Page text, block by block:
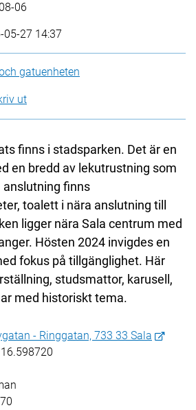
06
05-27 14:37
gatuenheten
ut
finns i stadsparken. Det är en
en bredd av lekutrustning som
anslutning finns
toalett i nära anslutning till
ligger nära Sala centrum med
Hösten 2024 invigdes en
fokus på tillgänglighet. Här
studsmattor, karusell,
med historiskt tema.
- Ringgatan, 733 33 Sala